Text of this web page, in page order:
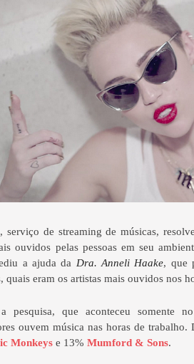
, serviço de streaming de músicas,
ouvidos pelas pessoas em seu
a ajuda da Dra. Anneli Haake, que
quais eram os artistas mais ouvidos nos
a pesquisa, que aconteceu somente
ouvem música nas horas de
Monkeys e 13%Mumford & Sons.